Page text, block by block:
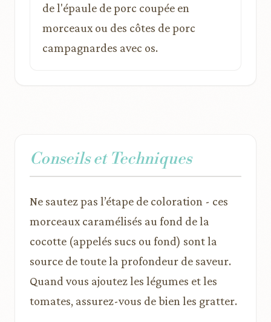
de l'épaule de porc coupée en
morceaux ou des côtes de porc
campagnardes avec os.
Conseils et Techniques
Ne sautez pas l’étape de coloration - ces
morceaux caramélisés au fond de la
cocotte (appelés sucs ou fond) sont la
source de toute la profondeur de saveur.
Quand vous ajoutez les légumes et les
tomates, assurez-vous de bien les gratter.